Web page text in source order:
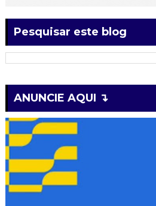
Pesquisar este blog
ANUNCIE AQUI ↴